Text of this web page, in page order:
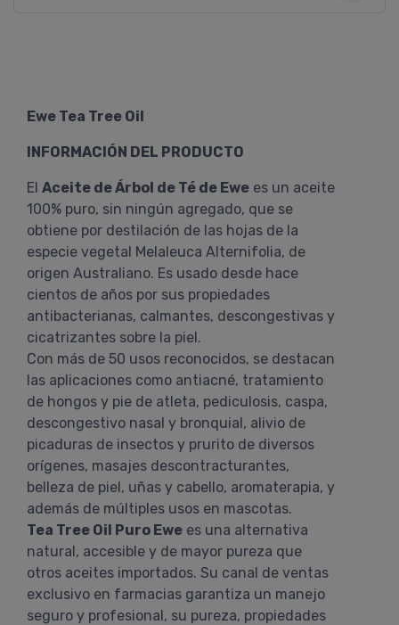
Ewe Tea Tree Oil
INFORMACIÓN DEL PRODUCTO
El Aceite de Árbol de Té de Ewe es un aceite
100% puro, sin ningún agregado, que se
obtiene por destilación de las hojas de la
especie vegetal Melaleuca Alternifolia, de
origen Australiano. Es usado desde hace
cientos de años por sus propiedades
antibacterianas, calmantes, descongestivas y
cicatrizantes sobre la piel.
Con más de 50 usos reconocidos, se destacan
las aplicaciones como antiacné, tratamiento
de hongos y pie de atleta, pediculosis, caspa,
descongestivo nasal y bronquial, alivio de
picaduras de insectos y prurito de diversos
orígenes, masajes descontracturantes,
belleza de piel, uñas y cabello, aromaterapia, y
además de múltiples usos en mascotas.
Tea Tree Oil Puro Ewe es una alternativa
natural, accesible y de mayor pureza que
otros aceites importados. Su canal de ventas
exclusivo en farmacias garantiza un manejo
seguro y profesional, su pureza, propiedades